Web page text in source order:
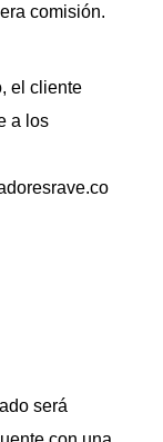
comisión.
el cliente
a los
será